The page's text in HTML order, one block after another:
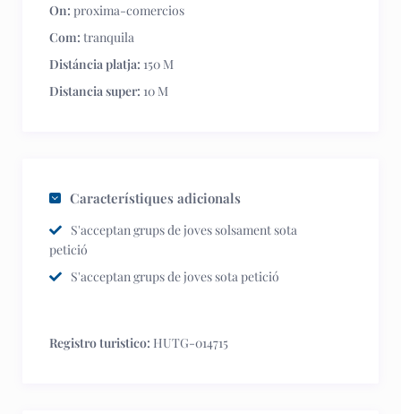
On: proxima-comercios
Com: tranquila
Distáncia platja: 150 M
Distancia super: 10 M
Característiques adicionals
S'acceptan grups de joves solsament sota
petició
S'acceptan grups de joves sota petició
Registro turistico: HUTG-014715